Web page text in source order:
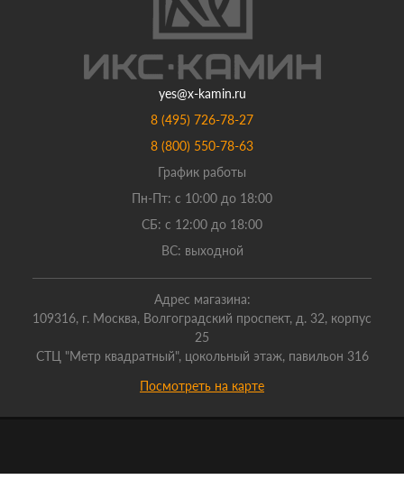
yes@x-kamin.ru
8 (495) 726-78-27
8 (800) 550-78-63
График работы
Пн-Пт: с 10:00 до 18:00
СБ: с 12:00 до 18:00
ВС: выходной
Адрес магазина:
109316, г. Москва, Волгоградский проспект, д. 32, корпус
25
СТЦ "Метр квадратный", цокольный этаж, павильон 316
Посмотреть на карте